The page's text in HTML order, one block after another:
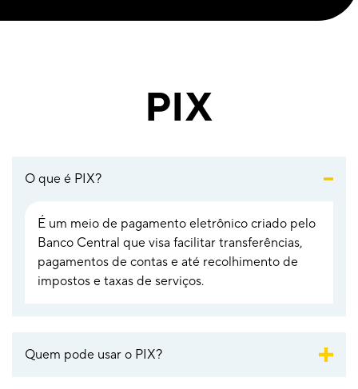
PIX
O que é PIX?
É um meio de pagamento eletrônico criado pelo
Banco Central que visa facilitar transferências,
pagamentos de contas e até recolhimento de
impostos e taxas de serviços.
Quem pode usar o PIX?